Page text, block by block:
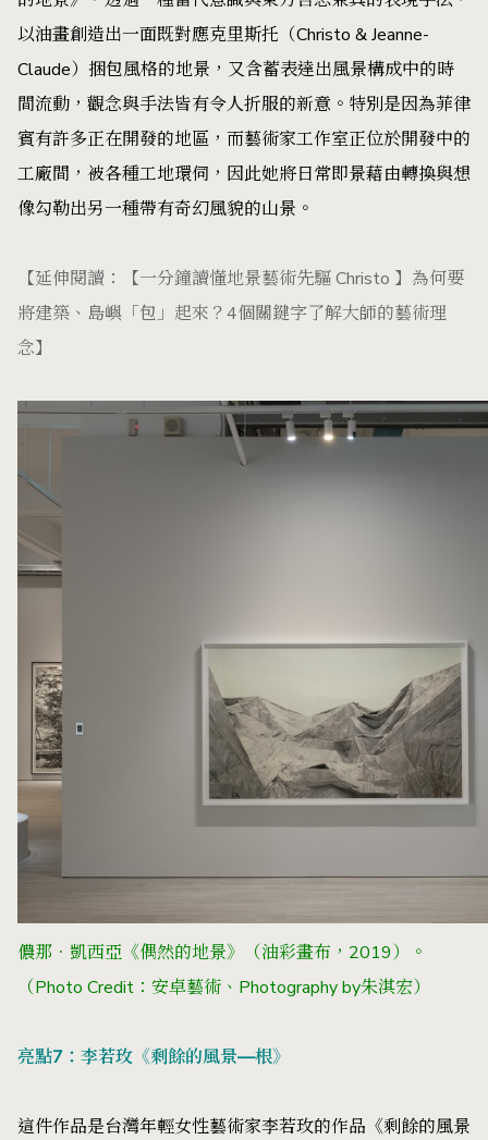
以油畫創造出一面既對應克里斯托（Christo & Jeanne-
Claude）捆包風格的地景，又含蓄表達出風景構成中的時
間流動，觀念與手法皆有令人折服的新意。特別是因為菲律
賓有許多正在開發的地區，而藝術家工作室正位於開發中的
工廠間，被各種工地環伺，因此她將日常即景藉由轉換與想
像勾勒出另一種帶有奇幻風貌的山景。
【延伸閱讀：
【一分鐘讀懂地景藝術先驅 Christo 】為何要
將建築、島嶼「包」起來？4個關鍵字了解大師的藝術理
念】
儂那．凱西亞《偶然的地景》（油彩畫布，2019）。
（Photo Credit：安卓藝術、Photography by朱淇宏）
亮點7：李若玫《剩餘的風景—根》
這件作品是台灣年輕女性藝術家李若玫的作品《剩餘的風景